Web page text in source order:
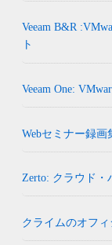
Veeam B&R
ト
Veeam One:
Webセミナー録画
Zerto: クラウド・
クライムのオフ